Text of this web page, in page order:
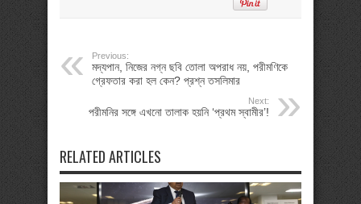
Previous:
মদ্যপান, নিজের নগ্ন ছবি তোলা অপরাধ নয়, পরীমণিকে
গ্রেফতার করা হল কেন? প্রশ্ন তসলিমার
Next:
পরীমনির সঙ্গে এখনো তালাক হয়নি ‘প্রথম স্বামীর’!
RELATED ARTICLES